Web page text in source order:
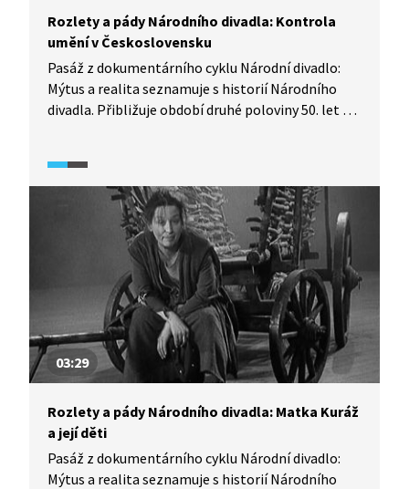
Rozlety a pády Národního divadla: Kontrola
umění v Československu
Pasáž z dokumentárního cyklu Národní divadlo:
Mýtus a realita seznamuje s historií Národního
divadla. Přibližuje období druhé poloviny 50. let 20.
zaznamenalo Národní divadlo, především jeho
činohra, velký úspěch, a to např. díky režiséru
Alfrédu Radokovi a tehdejšímu šéfovi činohry
Národního divadla Otomaru Krejčovi.
03:29
Rozlety a pády Národního divadla: Matka Kuráž
a její děti
Pasáž z dokumentárního cyklu Národní divadlo:
Mýtus a realita seznamuje s historií Národního